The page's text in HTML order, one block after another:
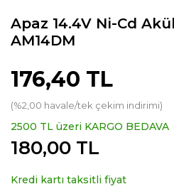
Apaz 14.4V Ni-Cd
AM14DM
176,40 TL
(%2,00 havale/tek çekim indirimi)
2500 TL üzeri KARGO BEDAVA
180,00 TL
Kredi kartı taksitli fiyat